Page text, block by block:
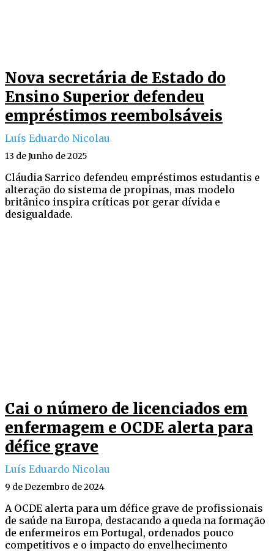
Nova secretária de Estado do
Ensino Superior defendeu
empréstimos reembolsáveis
Luís Eduardo Nicolau
13 de Junho de 2025
Cláudia Sarrico defendeu empréstimos estudantis e
alteração do sistema de propinas, mas modelo
britânico inspira críticas por gerar dívida e
desigualdade.
Cai o número de licenciados em
enfermagem e OCDE alerta para
défice grave
Luís Eduardo Nicolau
9 de Dezembro de 2024
A OCDE alerta para um défice grave de profissionais
de saúde na Europa, destacando a queda na formação
de enfermeiros em Portugal, ordenados pouco
competitivos e o impacto do envelhecimento